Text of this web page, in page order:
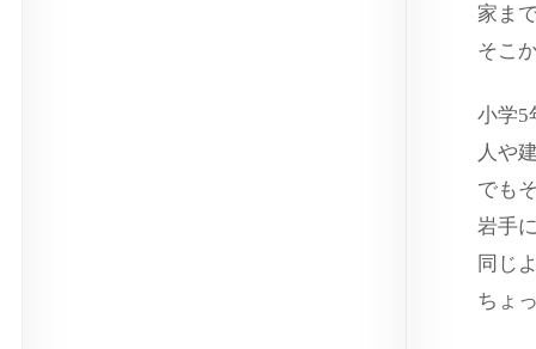
家ま
そこ
小学5
人や
でも
岩手
同じ
ちょ